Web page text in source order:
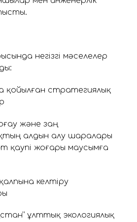
негізгі мәселелер
қойылған стратегиялық
және заң
алдын алу шаралары
қаупі жоғары маусымға
келтіру
ұлттық экологиялық